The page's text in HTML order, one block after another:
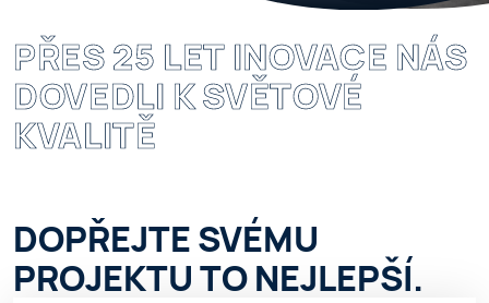
PŘES 25 LET INOVACE NÁS
DOVEDLI K SVĚTOVÉ
KVALITĚ
DOPŘEJTE SVÉMU
PROJEKTU TO NEJLEPŠÍ.